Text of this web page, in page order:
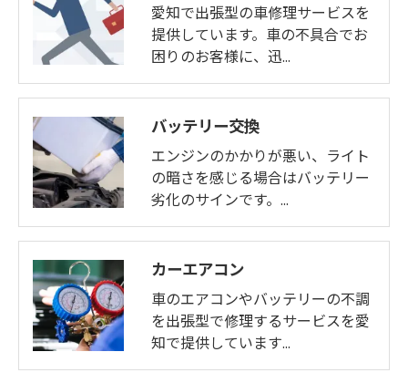
愛知で出張型の車修理サービスを
提供しています。車の不具合でお
困りのお客様に、迅…
バッテリー交換
エンジンのかかりが悪い、ライト
の暗さを感じる場合はバッテリー
劣化のサインです。…
カーエアコン
車のエアコンやバッテリーの不調
を出張型で修理するサービスを愛
知で提供しています…